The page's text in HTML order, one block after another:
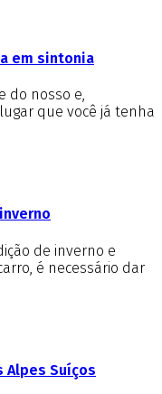
em sintonia
do nosso e,
que você já tenha
de inverno e
é necessário dar
Alpes Suíços